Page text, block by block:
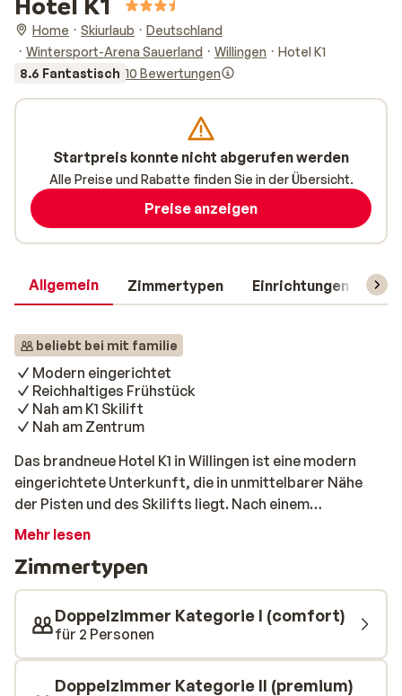
Home Skiurlaub
Deutschland
Wintersport-Arena Sauerland
Willingen
Hotel K1
8.6 Fantastisch 10 Bewertungen
Allgemein Zimmertypen Einrichtungen
beliebt bei mit familie
Modern eingerichtet
Reichhaltiges Frühstück
Nah am K1 Skilift
Nah am Zentrum
Das brandneue Hotel K1 in Willingen ist eine modern
eingerichtete Unterkunft, die in unmittelbarer Nähe
der Pisten und des Skilifts liegt. Nach einem
herzhaften Frühstück können Sie gut gelaunt in den
entfernt, sodass Sie nicht weit laufen müssen. Der
Skibus hält 300 m vom Hotel entfernt und bringt Sie in
das nicht weit entfernte Zentrum oder zu anderen
Skiliften.
Mehr lesen
Zimmertypen
Doppelzimmer Kategorie I (comfort)
für 2 Personen
Doppelzimmer Kategorie II (premium)
Startpreis konnte nicht abgerufen werden
Alle Preise und Rabatte finden Sie in der Übersicht.
Preise anzeigen